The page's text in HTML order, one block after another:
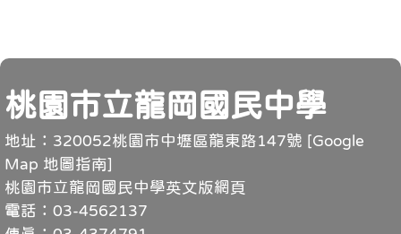
頁尾
桃園市立龍岡國民中學
地址：320052桃園市中壢區龍東路147號 [Google
Map 地圖指南]
桃園市立龍岡國民中學英文版網頁
電話：03-4562137